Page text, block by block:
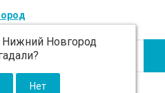
Нижний Новгород